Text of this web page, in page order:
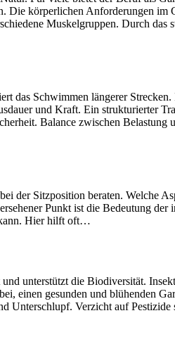
Die körperlichen Anforderungen im
Muskelgruppen. Durch das
das Schwimmen längerer Strecken.
und Kraft. Ein strukturierter
Balance zwischen Belastung
der Sitzposition beraten. Welche
Punkt ist die Bedeutung der
Hier hilft oft…
unterstützt die Biodiversität.
einen gesunden und blühenden
Unterschlupf. Verzicht auf Pestizide